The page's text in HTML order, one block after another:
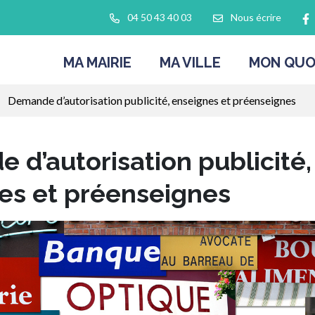
04 50 43 40 03 Nous écrire
MA MAIRIE MA VILLE MON
Demande d’autorisation publicité, enseignes et préenseignes
d’autorisation publicité,
et préenseignes